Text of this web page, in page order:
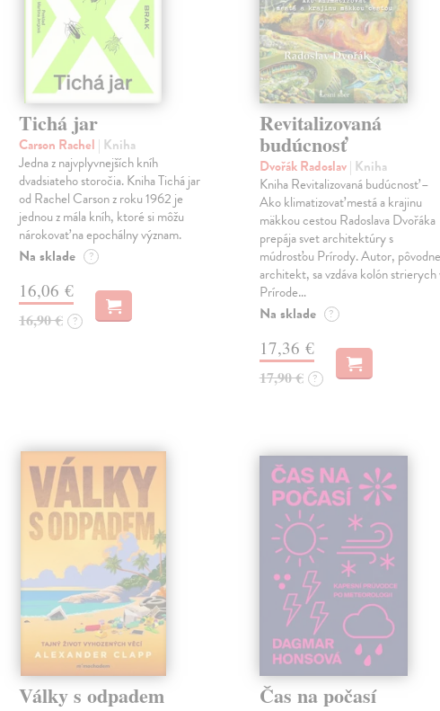
Tichá jar
Carson Rachel | Kniha
Jedna z najvplyvnejších kníh
dvadsiateho storočia. Kniha Tichá jar
od Rachel Carson z roku 1962 je
jednou z mála kníh, ktoré si môžu
nárokovať na epochálny význam.
Na sklade ?
16,06 €
16,90 € ?
Revitalizovaná
budúcnosť
Dvořák Radoslav| Kniha
Kniha Revitalizovaná budúcnosť –
Ako klimatizovať mestá a krajinu
mäkkou cestou Radoslava Dvořáka
prepája svet architektúry s
múdrosťou Prírody. Autor, pôvodne
architekt, sa vzdáva kolón strierych
Prírode…
Na sklade ?
17,36 €
17,90 € ?
Války s odpadem Čas na počasí